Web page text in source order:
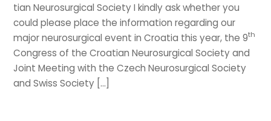
tian Neurosur­gic­al Soci­ety I kindly ask wheth­er you
could please place the inform­a­tion regard­ing our
major neurosur­gic­al event in Croa­tia this year, the 9th
Con­gress of the Croa­tian Neurosur­gic­al Soci­ety and
Joint Meet­ing with the Czech Neurosur­gic­al Soci­ety
and Swiss Society […]